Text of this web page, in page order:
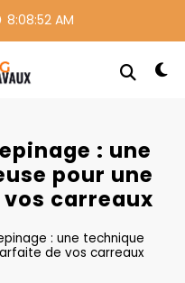
8:08:53 AM
: une
pour une
carreaux
: une technique
de vos carreaux